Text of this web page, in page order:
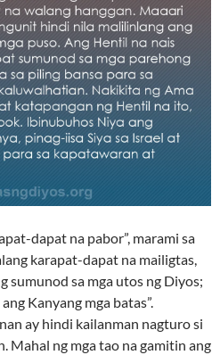
dapat na pabor”, marami sa
karapat-dapat na mailigtas,
sumunod sa mga utos ng Diyos;
Kanyang mga batas”.
ay hindi kailanman nagturo si
Mahal ng mga tao na gamitin ang